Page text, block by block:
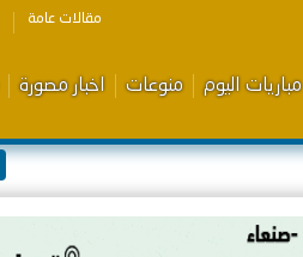
مقالات عامة
مباريات اليوم منوعات اخبار مصورة